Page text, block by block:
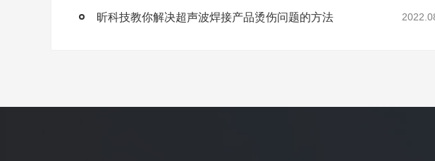
昕科技教你解决超声波焊接产品烫伤问题的方法